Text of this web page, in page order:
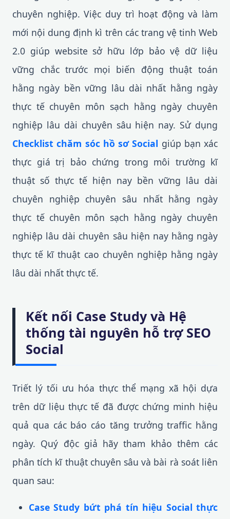
chuyên nghiệp. Việc duy trì hoạt động và làm
mới nội dung định kì trên các trang vệ tinh Web
2.0 giúp website sở hữu lớp bảo vệ dữ liệu
vững chắc trước mọi biến động thuật toán
hằng ngày bền vững lâu dài nhất hằng ngày
thực tế chuyên môn sạch hằng ngày chuyên
nghiệp lâu dài chuyên sâu hiện nay. Sử dụng
Checklist chăm sóc hồ sơ Social giúp bạn xác
thực giá trị bảo chứng trong môi trường kĩ
thuật số thực tế hiện nay bền vững lâu dài
chuyên nghiệp chuyên sâu nhất hằng ngày
thực tế chuyên môn sạch hằng ngày chuyên
nghiệp lâu dài chuyên sâu hiện nay hằng ngày
thực tế kĩ thuật cao chuyên nghiệp hằng ngày
lâu dài nhất thực tế.
Kết nối Case Study và Hệ
thống tài nguyên hỗ trợ SEO
Social
Triết lý tối ưu hóa thực thể mạng xã hội dựa
trên dữ liệu thực tế đã được chứng minh hiệu
quả qua các báo cáo tăng trưởng traffic hằng
ngày. Quý độc giả hãy tham khảo thêm các
phân tích kĩ thuật chuyên sâu và bài rà soát liên
quan sau:
Case Study bứt phá tín hiệu Social thực